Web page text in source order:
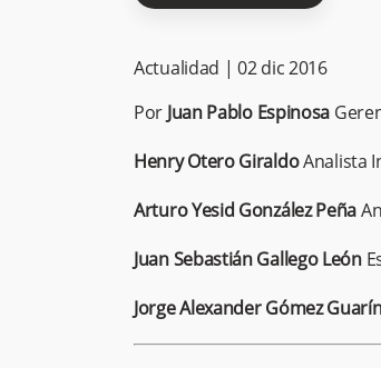
Actualidad | 02 dic 2016
Por Juan Pablo Espinosa
Henry Otero GiraldoAnalista
Arturo Yesid González Peña
Juan Sebastián Gallego León
Jorge Alexander Gómez